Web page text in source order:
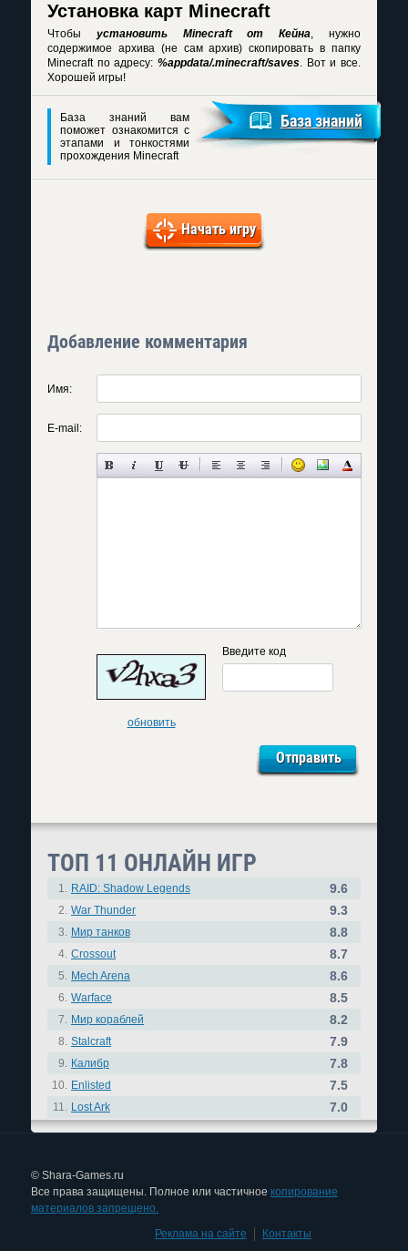
Установка карт Minecraft
Чтобы установить Minecraft от Кейна, нужно
содержимое архива (не сам архив) скопировать в папку
Minecraft по адресу: %appdata/.minecraft/saves. Вот и все.
Хорошей игры!
База знаний вам
поможет ознакомится с
этапами и тонкостями
прохождения Minecraft
База знаний
Начать игру
Добавление комментария
Имя:
E-mail:
обновить
Введите код
ТОП 11 ОНЛАЙН ИГР
1. RAID: Shadow Legends 9.6
2. War Thunder 9.3
3. Мир танков 8.8
4. Crossout 8.7
5. Mech Arena 8.6
6. Warface 8.5
7. Мир кораблей 8.2
8. Stalcraft 7.9
9. Калибр 7.8
10. Enlisted 7.5
11. Lost Ark 7.0
© Shara-Games.ru
Все права защищены. Полное или частичное копирование
материалов запрещено.
Реклама на сайте
Контакты